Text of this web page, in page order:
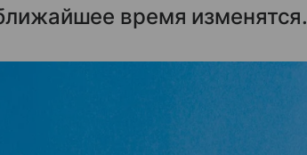
время изменятся.